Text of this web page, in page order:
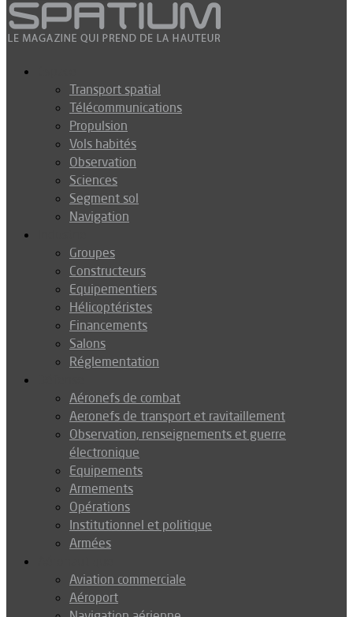
Transport spatial
Télécommunications
Propulsion
Vols habités
Observation
Sciences
Segment sol
Navigation
Groupes
Constructeurs
Equipementiers
Hélicoptéristes
Financements
Salons
Réglementation
Aéronefs de combat
Aeronefs de transport et ravitaillement
Observation, renseignements et guerre
électronique
Equipements
Armements
Opérations
Institutionnel et politique
Armées
Aviation commerciale
Aéroport